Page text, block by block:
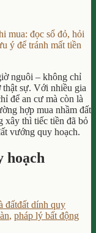
Con
Các
Phí
Cần
Biết
mua: đọc sổ đỏ, hỏi
ý để tránh mất tiền
nguôi – không chỉ
sự. Với nhiều gia
để an cư mà còn là
hợp mua nhầm đất
xây thì tiếc tiền đã bỏ
vướng quy hoạch.
hoạch
đấtTags
đất dính quy
, pháp lý bất động